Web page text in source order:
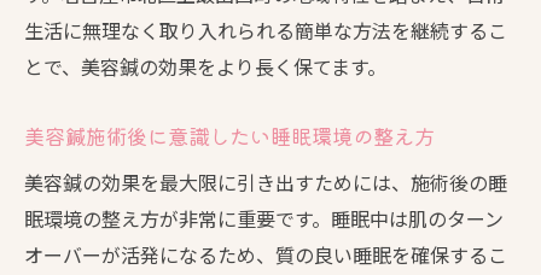
生活に無理なく取り入れられる簡単な方法を継続するこ
とで、美容鍼の効果をより長く保てます。
美容鍼施術後に意識したい睡眠環境の整え方
美容鍼の効果を最大限に引き出すためには、施術後の睡
眠環境の整え方が非常に重要です。睡眠中は肌のターン
オーバーが活発になるため、質の良い睡眠を確保するこ